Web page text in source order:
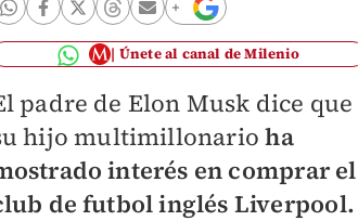
Únete al canal de Milenio
padre de Elon Musk dice que
hijo multimillonario ha
interés en comprar el
de futbol inglés Liverpool.